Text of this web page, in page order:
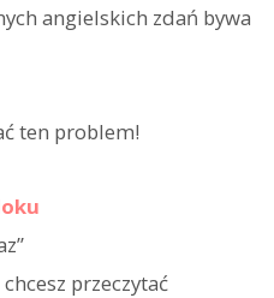
angielskich zdań bywa
ten problem!
przeczytać